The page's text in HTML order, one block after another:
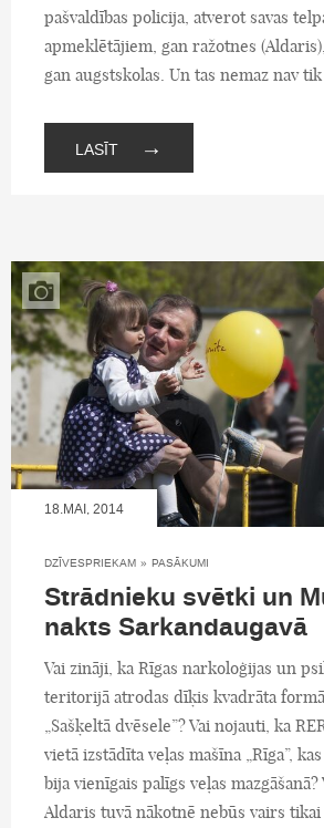
pašvaldības policija, atverot savas
apmeklētājiem, gan ražotnes
gan augstskolas. Un tas nemaz nav
LASĪT →
18.MAI, 2014
DZĪVESPRIEKAM » PASĀKUMI
Strādnieku svētki un
nakts Sarkandaugavā
Vai zināji, ka Rīgas narkoloģijas un
teritorijā atrodas dīķis kvadrāta
„Sašķeltā dvēsele”? Vai nojauti, ka
vietā izstādīta veļas mašīna „Rīga”,
bija vienīgais palīgs veļas
Aldaris tuvā nākotnē nebūs vairs